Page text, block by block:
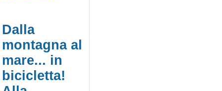
Dalla
montagna al
mare... in
bicicletta!